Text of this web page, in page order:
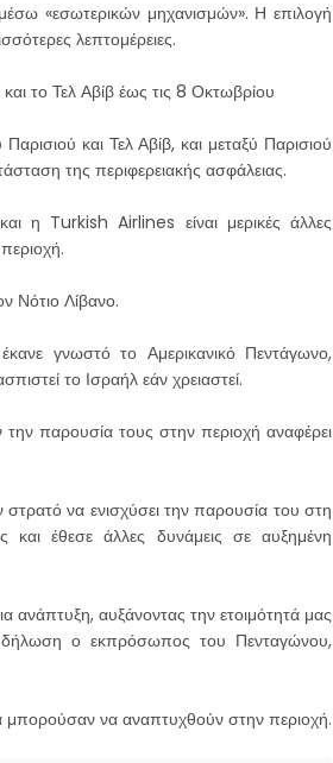
«εσωτερικών μηχανισμών». Η επιλογή
λεπτομέρειες.
το Τελ Αβίβ έως τις 8 Οκτωβρίου
και Τελ Αβίβ, και μεταξύ Παρισιού
της περιφερειακής ασφάλειας.
Turkish Airlines είναι μερικές άλλες
Νότιο Λίβανο.
γνωστό το Αμερικανικό Πεντάγωνο,
το Ισραήλ εάν χρειαστεί.
παρουσία τους στην περιοχή αναφέρει
να ενισχύσει την παρουσία του στη
και έθεσε άλλες δυνάμεις σε αυξημένη
αυξάνοντας την ετοιμότητά μας
δήλωση ο εκπρόσωπος του Πενταγώνου,
μπορούσαν να αναπτυχθούν στην περιοχή.